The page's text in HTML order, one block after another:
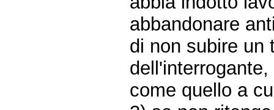
abbandonare
di non subire un
come quello a